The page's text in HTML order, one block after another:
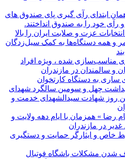
ابتدای رآی گیری پای صندوق های
خود را به صندوق انداختند.
عزت و صلابت ایران را بالا
و همه دستگاه‌ها به کمک سیل‌زدگان
مناسب‌سازی شده ، ویژه افراد
و سالمندان در مازندران
به دستگاه کارتخوان
چهل و سومین سالگرد شهدای
چهلمین روز شهادت سیدالشهدای خدمت و
رضا » همزمان با ایام دهه ولایت و
در مازندران
خاص و ایثارگر حمایت و دستگیری
شدن مشکلات باشگاه فوتبال